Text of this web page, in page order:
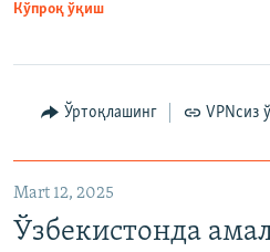
Кўпроқ ўқиш
Ўртоқлашинг VPNсиз
Mart 12, 2025
Ўзбекистонда